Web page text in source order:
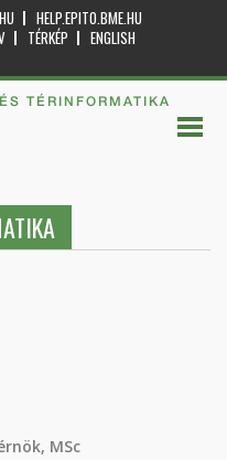
HELP.EPITO.BME.HU
TÉRKÉP
ENGLISH
TÉRINFORMATIKA
MSc